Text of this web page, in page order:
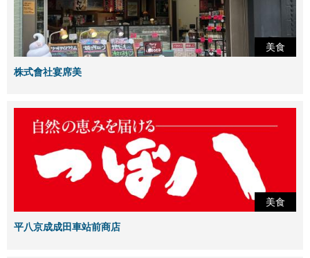
美食
株式會社宴席美
美食
平八京成成田車站前商店